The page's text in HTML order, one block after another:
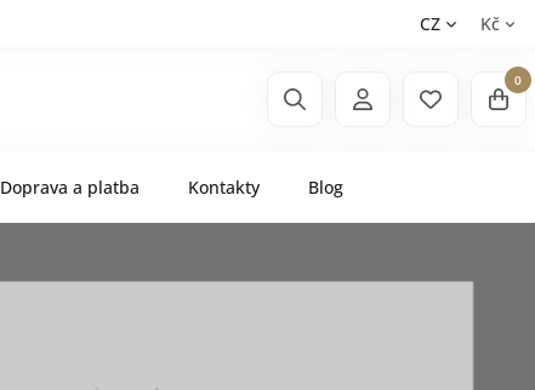
CZ Kč
0
Doprava a platba Kontakty Blog